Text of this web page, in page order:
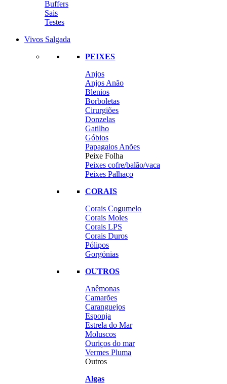
Buffers
Sais
Testes
Vivos Salgada
PEIXES
Anjos
Anjos Anão
Blenios
Borboletas
Cirurgiões
Donzelas
Gatilho
Góbios
Papagaios Anões
Peixe Folha
Peixes cofre/balão/vaca
Peixes Palhaço
CORAIS
Corais Cogumelo
Corais Moles
Corais LPS
Corais Duros
Pólipos
Gorgónias
OUTROS
Anêmonas
Camarões
Caranguejos
Esponja
Estrela do Mar
Moluscos
Ouriços do mar
Vermes Pluma
Outros
Algas